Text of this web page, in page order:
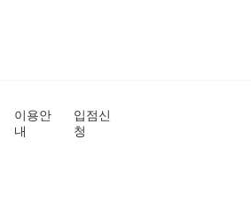
이용안
내
입점신
청